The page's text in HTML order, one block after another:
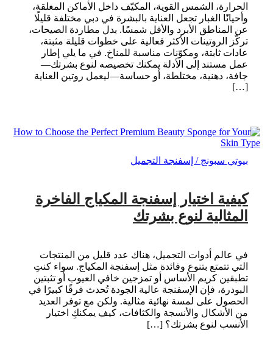
الحرارة، الشمس القوية، المكيّف داخل الأماكن المغلقة،
وأحيانًا الغبار تجعل العناية بالبشرة في دبي مختلفة قليلًا
عن المناطق الأبرد والأقل شمسًا. بدل مطاردة الصيحات،
تركّز الروتينات الأكثر فعالية على خطوات قليلة مثبتة،
عادات ثابتة، ومكوّنات مناسبة للمناخ. في ما يلي إطار
عمل مستند إلى الأدلة يمكنك تخصيصه لنوع بشرتك—
جافة، دهنية، مختلطة، أو حساسة—ليعمل روتين العناية
[…]
بيوتي سبونج / إسفنجة التجميل
كيفية اختيار إسفنجة المكياج الفاخرة
المثالية لنوع بشرتك
في عالم أدوات التجميل، هناك عدد قليل من المنتجات
التي تتمتع بتنوع وفائدة مثل إسفنجة المكياج. سواء كنتِ
تطبقين كريم الأساس أو تمزجين خافي العيوب أو تثبتين
البودرة، فإن الإسفنجة عالية الجودة تُحدث فرقًا كبيرًا في
الحصول على لمسة نهائية مثالية. ولكن مع توفر العديد
من الأشكال والأنسجة والكثافات، كيف يمكنكِ اختيار
الأنسب لنوع بشرتك؟ […]